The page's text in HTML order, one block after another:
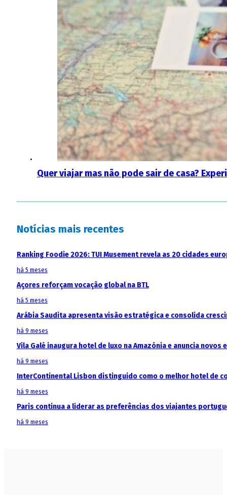
Quer viajar mas não pode sair de casa?
Notícias mais recentes
Ranking Foodie 2026: TUI Musement revela as 20 cidades
há 5 meses
Açores reforçam vocação global na BTL
há 5 meses
Arábia Saudita apresenta visão estratégica e consolida
há 9 meses
Vila Galé inaugura hotel de luxo na Amazónia e anuncia
há 9 meses
InterContinental Lisbon distinguido como o melhor hotel de
há 9 meses
Paris continua a liderar as preferências dos viajantes
há 9 meses